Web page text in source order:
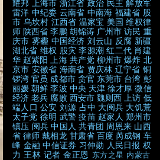
耀邦
上海市 浙江省 政治 民主 解放军
雷洋 中纪委 云南省 中南海 福建省 股
市 乌坎村 江西省 温家宝 美国 维权律
师 陕西省 李鹏 胡锦涛 广州市 访民 重
庆市 雾霾 中国经济 刘云山 反腐 新疆
湖北省 维权 股灾 李源潮 红二代 肖建
华 赵紫阳 上海 共产党 柳州市 爆炸 北
京市 安徽省 海南省 贾庆林 辽宁省 铜
锣湾 官员 成都市 贪官 东莞市 台湾 彭
丽媛 朝鲜 李波 中央 天津 徐才厚 微信
经济 老兵 腐败 西安市 魏则西 上访 低
端人口 公安 刘源 占中 大阅兵 大饥荒
太子党 徐明 武警 疫苗 赵家人 郑州市
镇压 阅兵 中国人 共青团 周恩来 山西
省 律师 戴相龙 甘肃省 百度 芮成钢 车
峰 金融 中信证券 习仲勋 人民日报 权
力 王林 记者 金正恩 东方之星 内蒙古